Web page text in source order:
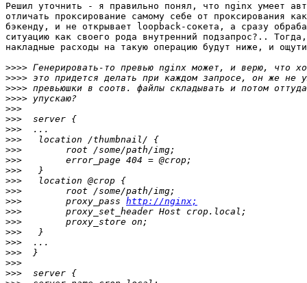
Решил уточнить - я правильно понял, что nginx умеет
отличать проксирование самому себе от проксирования
бэкенду, и не открывает loopback-сокета, а сразу
ситуацию как своего рода внутренний подзапрос?..
накладные расходы на такую операцию будут ниже, и
>>>>
>>>>
>>>>
>>>>
>>>
>>>
>>>
>>>
>>>
>>>
>>>
>>>
>>>
>>> proxy_pass http://nginx;
>>>
>>>
>>>
>>>
>>>
>>>
>>>